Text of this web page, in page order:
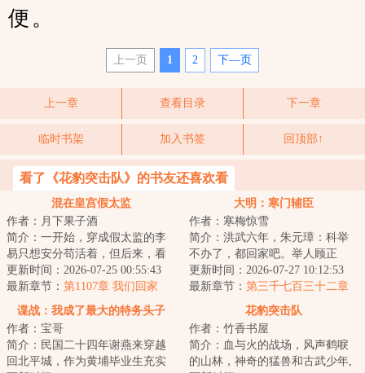
便。
上一页 1 2 下—页
上一章 查看目录 下一章
临时书架 加入书签 回顶部↑
看了《花豹突击队》的书友还喜欢看
混在皇宫假太监
作者：月下果子酒
简介：一开始，穿成假太监的李
易只想安分苟活着，但后来，看
着高贵雍容的皇后，李易心思变
了。“江山你坐...
更新时间：2026-07-25 00:55:43
最新章节： 第1107章 我们回家
大明：寒门辅臣
作者：寒梅惊雪
简介：洪武六年，朱元璋：科举
不办了，都回家吧。举人顾正
臣：这路都走了，钱都借了，房
租都付了，你说不...
更新时间：2026-07-27 10:12:53
最新章节： 第三千七百三十二章
李成桂的屈从
谍战：我成了最大的特务头子
作者：宝哥
简介：民国二十四年谢燕来穿越
回北平城，作为黄埔毕业生充实
花豹突击队
作者：竹香书屋
简介：血与火的战场，风声鹤唳
的山林，神奇的猛兽和古武少年,